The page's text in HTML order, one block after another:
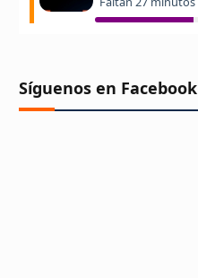
Síguenos en Facebook